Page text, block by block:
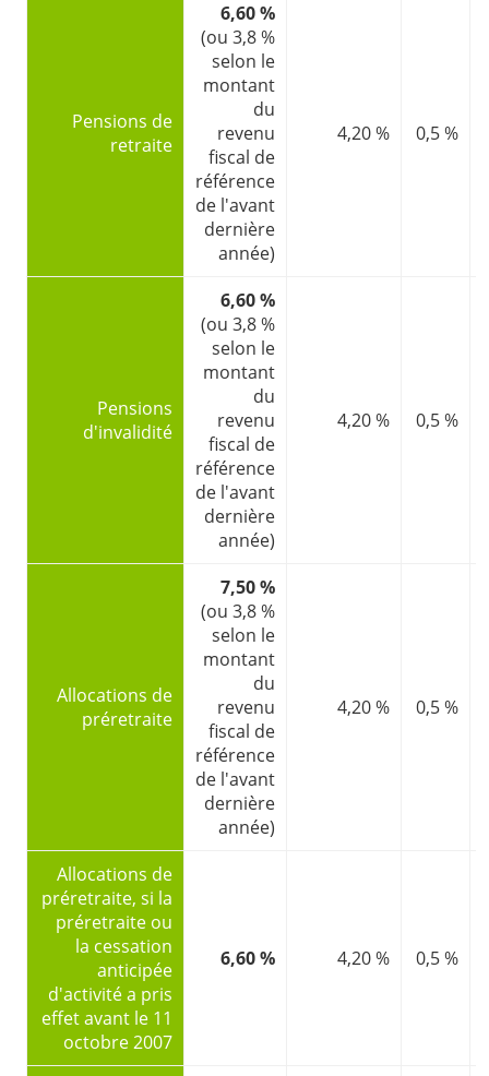
Pensions de
retraite
6,60 %
(ou 3,8 %
selon le
montant
du
revenu
fiscal de
référence
de l'avant
dernière
année)
4,20 % 0,5 %
Pensions
d'invalidité
6,60 %
(ou 3,8 %
selon le
montant
du
revenu
fiscal de
référence
de l'avant
dernière
année)
4,20 % 0,5 %
Allocations de
préretraite
7,50 %
(ou 3,8 %
selon le
montant
du
revenu
fiscal de
référence
de l'avant
dernière
année)
4,20 % 0,5 %
Allocations de
préretraite, si la
préretraite ou
la cessation
anticipée
d'activité a pris
effet avant le 11
octobre 2007
6,60 % 4,20 % 0,5 %